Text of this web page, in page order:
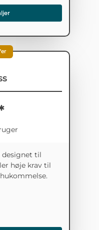
designet til
høje krav til